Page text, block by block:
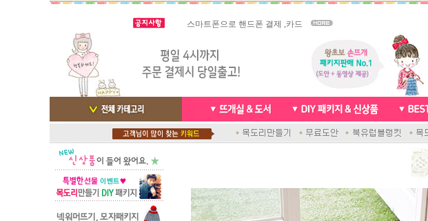
실시간 결
빠른 당일발송/ 거의 그 다음날